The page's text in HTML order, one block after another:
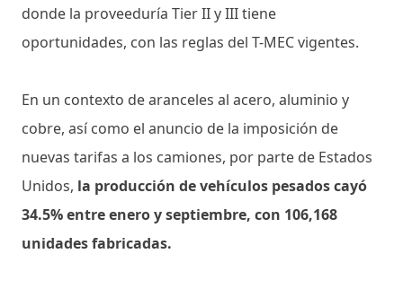
donde la proveeduría Tier II y III tiene
oportunidades, con las reglas del T-MEC vigentes.
En un contexto de aranceles al acero, aluminio y
cobre, así como el anuncio de la imposición de
nuevas tarifas a los camiones, por parte de Estados
Unidos, la producción de vehículos pesados cayó
34.5% entre enero y septiembre, con 106,168
unidades fabricadas.